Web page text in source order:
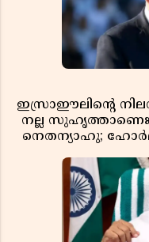
ഇസ്രാഈലിന്റെ
നല്ല
നെതന്യാഹു;